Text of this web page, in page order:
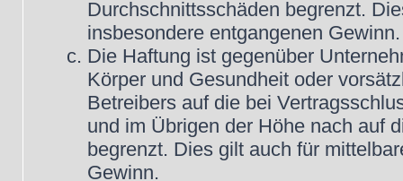
Durchschnittsschäden begrenzt.
insbesondere entgangenen Gewinn.
Die Haftung ist gegenüber
Körper und Gesundheit oder
Betreibers auf die bei
und im Übrigen der Höhe nach auf
begrenzt. Dies gilt auch für
Gewinn.